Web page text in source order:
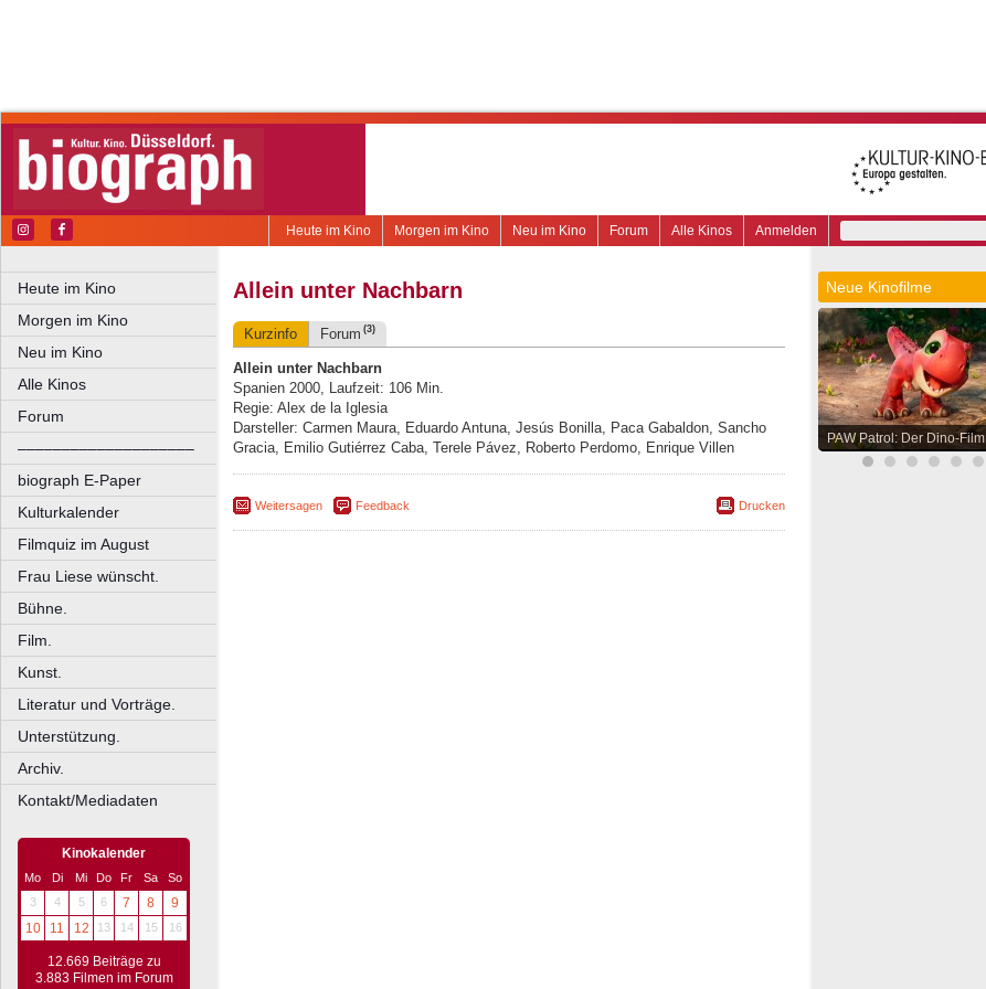
Anmelden
Alle Kinos
Forum
Neu im Kino
Morgen im Kino
Heute im Kino
Heute im Kino
Morgen im Kino
Neu im Kino
Alle Kinos
Forum
––––––––––––––––––––
biograph E-Paper
Kulturkalender
Filmquiz im August
Frau Liese wünscht.
Bühne.
Film.
Kunst.
Literatur und Vorträge.
Unterstützung.
Archiv.
Kontakt/Mediadaten
Kinokalender
Mo Di Mi Do Fr Sa
So
3
4 5 6 7 8
9
10
11 12 13 14 15 16
12.669 Beiträge zu
3.883 Filmen im Forum
Allein unter Nachbarn
Kurzinfo Forum (3)
Allein unter Nachbarn
Spanien 2000, Laufzeit: 106 Min.
Regie: Alex de la Iglesia
Darsteller: Carmen Maura, Eduardo Antuna, Jesús Bonilla, Paca Gabaldon, Sancho
Gracia, Emilio Gutiérrez Caba, Terele Pávez, Roberto Perdomo, Enrique Villen
Weitersagen Feedback Drucken
Neue Kinofilme
PAW Patrol: Der Dino-Film